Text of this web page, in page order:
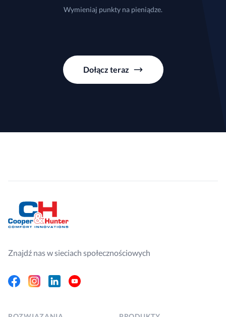
Wymieniaj punkty na pieniądze.
Dołącz teraz
Znajdź nas w sieciach społecznościowych
FacebookInstagramLinkedinYoutube